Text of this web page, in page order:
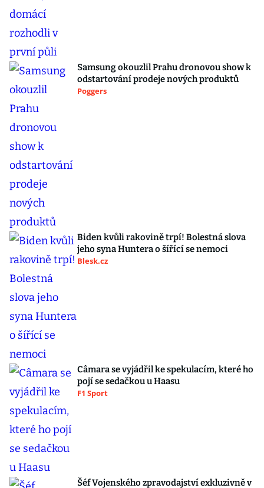
Samsung okouzlil Prahu dronovou show k
odstartování prodeje nových produktů
Poggers
Biden kvůli rakovině trpí! Bolestná slova
jeho syna Huntera o šířící se nemoci
Blesk.cz
Câmara se vyjádřil ke spekulacím, které ho
pojí se sedačkou u Haasu
F1 Sport
Šéf Vojenského zpravodajství exkluzivně v